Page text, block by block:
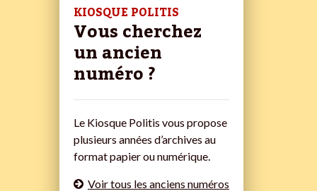
KIOSQUE POLITIS
Vous cherchez
un ancien
numéro ?
Le Kiosque Politis vous propose
plusieurs années d’archives au
format papier ou numérique.
Voir tous les anciens numéros